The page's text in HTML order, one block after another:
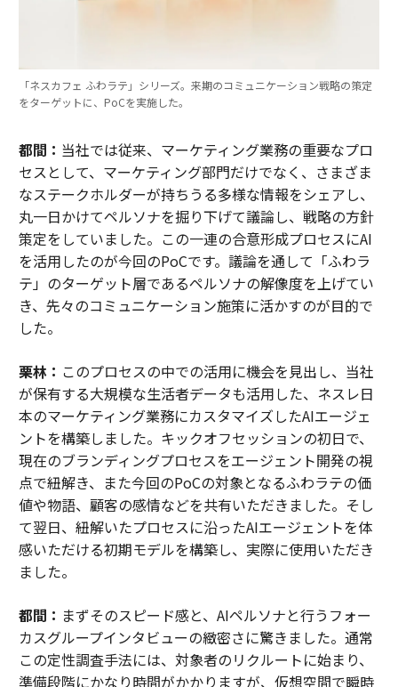
「ネスカフェ ふわラテ」シリーズ。来期のコミュニケーション戦略の策定
をターゲットに、PoCを実施した。
都間： 当社では従来、マーケティング業務の重要なプロ
セスとして、マーケティング部門だけでなく、さまざま
なステークホルダーが持ちうる多様な情報をシェアし、
丸一日かけてペルソナを掘り下げて議論し、戦略の方針
策定をしていました。この一連の合意形成プロセスにAI
を活用したのが今回のPoCです。議論を通して「ふわラ
テ」のターゲット層であるペルソナの解像度を上げてい
き、先々のコミュニケーション施策に活かすのが目的で
した。
栗林： このプロセスの中での活用に機会を見出し、当社
が保有する大規模な生活者データも活用した、ネスレ日
本のマーケティング業務にカスタマイズしたAIエージェ
ントを構築しました。キックオフセッションの初日で、
現在のブランディングプロセスをエージェント開発の視
点で紐解き、また今回のPoCの対象となるふわラテの価
値や物語、顧客の感情などを共有いただきました。そし
て翌日、紐解いたプロセスに沿ったAIエージェントを体
感いただける初期モデルを構築し、実際に使用いただき
ました。
都間： まずそのスピード感と、AIペルソナと行うフォー
カスグループインタビューの緻密さに驚きました。通常
この定性調査手法には、対象者のリクルートに始まり、
準備段階にかなり時間がかかりますが、仮想空間で瞬時